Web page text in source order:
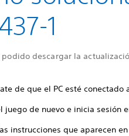
1
podido descargar la
de que el PC esté conectado
juego de nuevo e inicia sesión
instrucciones que aparecen